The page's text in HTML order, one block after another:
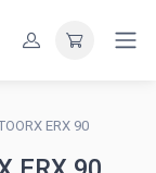
ERX 90